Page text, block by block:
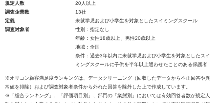
規定人数
20人以上
調査企業数
13社
定義
未就学児および小学生を対象としたスイミングスクール
調査対象者
性別：指定なし
年齢：女性18歳以上、男性20歳以上
地域：全国
条件：過去3年以内に未就学児および小学生を対象としたスイ
ミングスクールに子供を半年以上通わせたことのある保護者
※オリコン顧客満足度ランキングは、データクリーニング（回収したデータから不正回答や異
常値を排除）および調査対象者条件から外れた回答を除外した上で作成しています。
※「総合ランキング」、「評価項目別」、部門の「業態別」においては有効回答者数が規定人